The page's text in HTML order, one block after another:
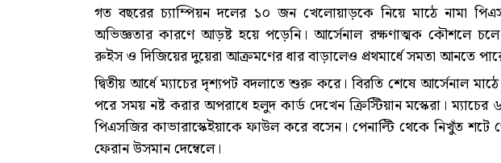
গত বছরের চ্যাম্পিয়ন দলের ১০ জন খেলোয়াড়কে নিয়ে মাঠে নামা
অভিজ্ঞতার কারণে আড়ষ্ট হয়ে পড়েনি। আর্সেনাল রক্ষণাত্মক কৌশলে চলে
রুইস ও দিজিয়ের দুয়েরা আক্রমণের ধার বাড়ালেও প্রথমার্ধে সমতা আনতে
দ্বিতীয় আর্ধে ম্যাচের দৃশ্যপট বদলাতে শুরু করে। বিরতি শেষে আর্সেনাল
পরে সময় নষ্ট করার অপরাধে হলুদ কার্ড দেখেন ক্রিস্টিয়ান মস্কেরা। ম্যাচের
পিএসজির কাভারাস্কেইয়াকে ফাউল করে বসেন। পেনাল্টি থেকে নিখুঁত
ফেরান উসমান দেম্বেলে।